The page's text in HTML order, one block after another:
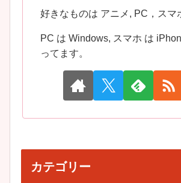
好きなものは アニメ, PC，スマ
PC は Windows, スマホ は
ってます。
カテゴリー